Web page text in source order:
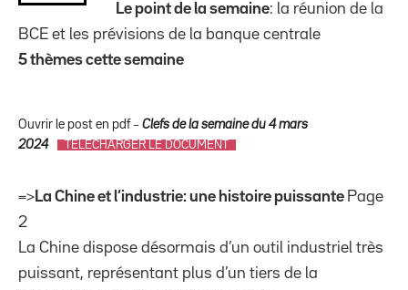
Le point de la semaine: la réunion de la
BCE et les prévisions de la banque centrale
5 thèmes cette semaine
Ouvrir le post en pdf – Clefs de la semaine du 4 mars
2024
TÉLÉCHARGER LE DOCUMENT
=>La Chine et l‘industrie: une histoire puissante Page
2
La Chine dispose désormais d’un outil industriel très
puissant, représentant plus d’un tiers de la